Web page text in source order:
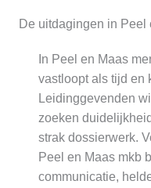
De uitdagingen in Peel
In Peel en Maas
vastloopt als tijd en
Leidinggevenden
zoeken
strak dossierwerk.
Peel en Maas mkb
communicatie,